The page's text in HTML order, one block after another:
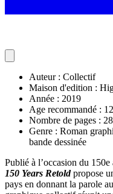
Auteur : Collectif
Maison d'edition :
Année : 2019
Age recommandé :
Nombre de pages :
Genre : Roman
bande dessinée
Publié à l’occasion du
150 Years Retoldpropose
pays en donnant la parole